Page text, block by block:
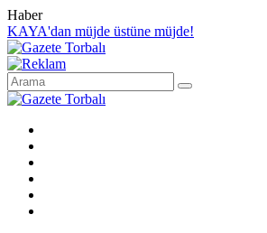
Haber
KAYA'dan müjde üstüne müjde!